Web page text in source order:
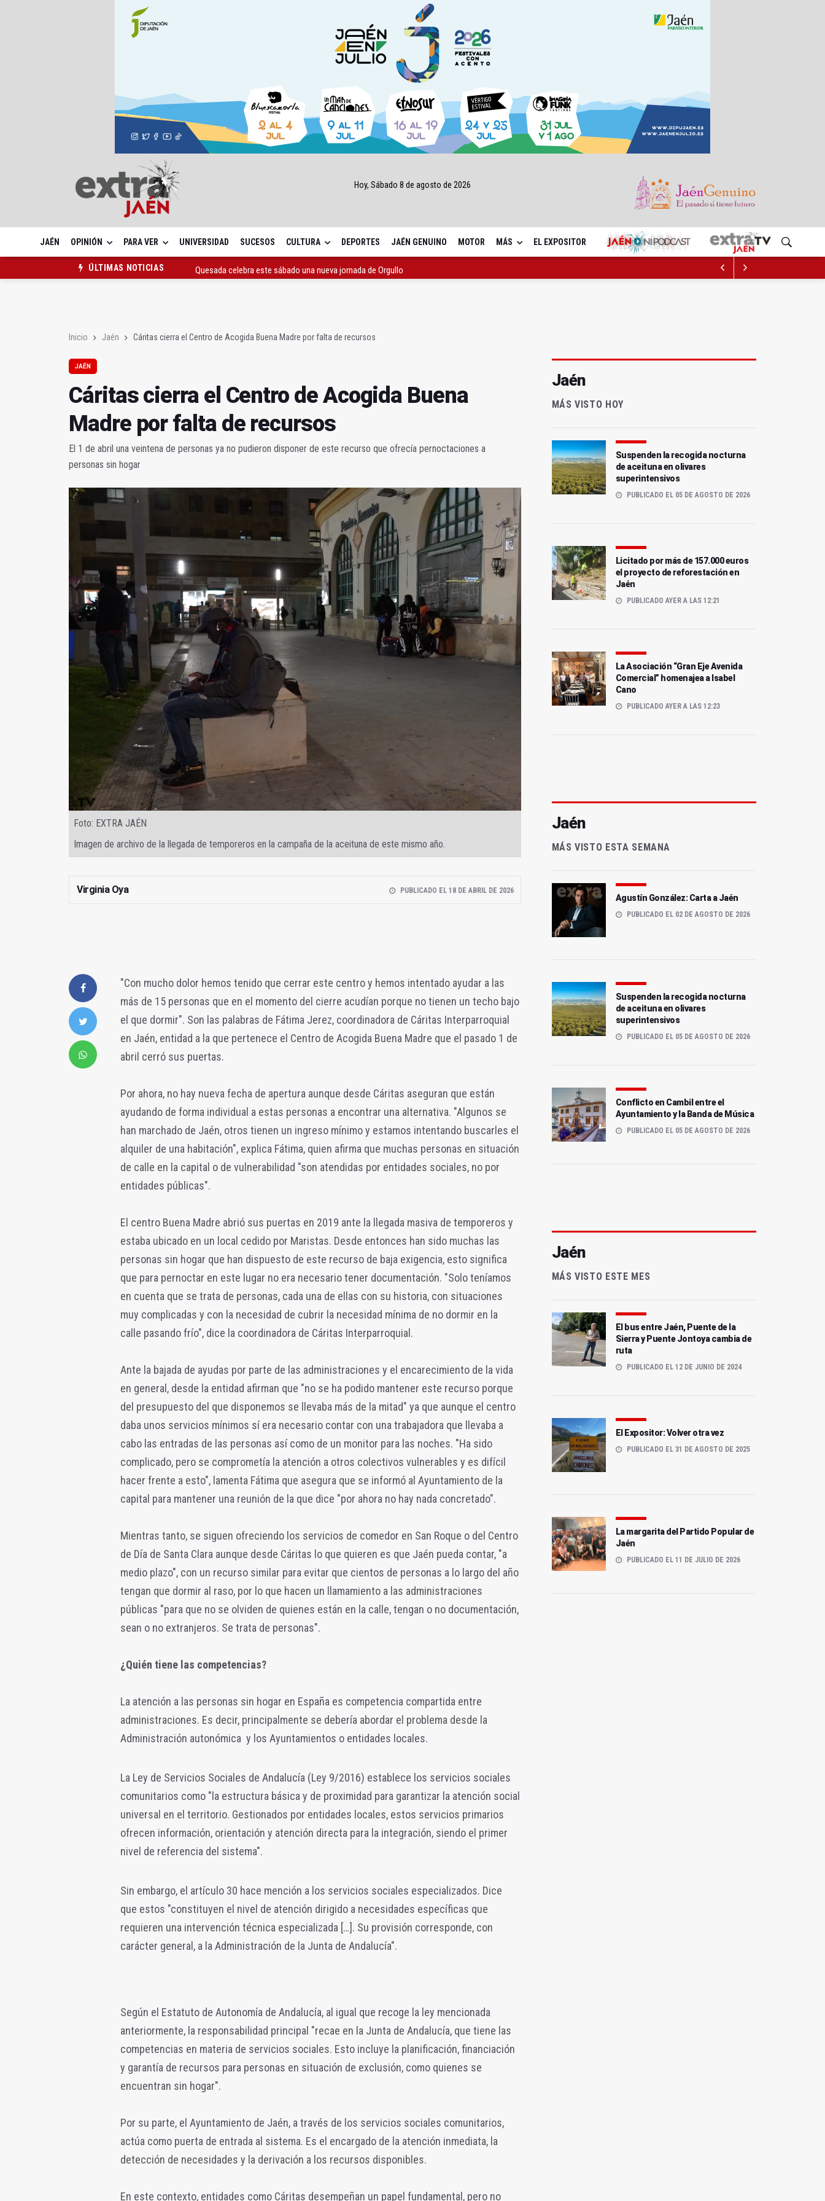
Hoy, Sábado 8 de agosto de 2026
JAÉN OPINIÓN PARA VER UNIVERSIDAD SUCESOS CULTURA DEPORTES JAÉN GENUINO MOTOR MÁS EL EXPOSITOR
ÚLTIMAS NOTICIAS
Quesada celebra este sábado una nueva jornada de Orgullo
Inicio Jaén Cáritas cierra el Centro de Acogida Buena Madre por falta de recursos
JAÉN
Cáritas cierra el Centro de Acogida Buena
Madre por falta de recursos
El 1 de abril una veintena de personas ya no pudieron disponer de este recurso que ofrecía pernoctaciones a
personas sin hogar
Foto: EXTRA JAÉN
Imagen de archivo de la llegada de temporeros en la campaña de la aceituna de este mismo año.
Virginia Oya PUBLICADO EL 18 DE ABRIL DE 2026
"Con mucho dolor hemos tenido que cerrar este centro y hemos intentado ayudar a las
más de 15 personas que en el momento del cierre acudían porque no tienen un techo bajo
el que dormir". Son las palabras de Fátima Jerez, coordinadora de Cáritas Interparroquial
en Jaén, entidad a la que pertenece el Centro de Acogida Buena Madre que el pasado 1 de
abril cerró sus puertas.
Por ahora, no hay nueva fecha de apertura aunque desde Cáritas aseguran que están
ayudando de forma individual a estas personas a encontrar una alternativa. "Algunos se
han marchado de Jaén, otros tienen un ingreso mínimo y estamos intentando buscarles el
alquiler de una habitación", explica Fátima, quien afirma que muchas personas en situación
de calle en la capital o de vulnerabilidad "son atendidas por entidades sociales, no por
entidades públicas".
El centro Buena Madre abrió sus puertas en 2019 ante la llegada masiva de temporeros y
estaba ubicado en un local cedido por Maristas. Desde entonces han sido muchas las
personas sin hogar que han dispuesto de este recurso de baja exigencia, esto significa
que para pernoctar en este lugar no era necesario tener documentación. "Solo teníamos
en cuenta que se trata de personas, cada una de ellas con su historia, con situaciones
muy complicadas y con la necesidad de cubrir la necesidad mínima de no dormir en la
calle pasando frío", dice la coordinadora de Cáritas Interparroquial.
Ante la bajada de ayudas por parte de las administraciones y el encarecimiento de la vida
en general, desde la entidad afirman que "no se ha podido mantener este recurso porque
del presupuesto del que disponemos se llevaba más de la mitad" ya que aunque el centro
daba unos servicios mínimos sí era necesario contar con una trabajadora que llevaba a
cabo las entradas de las personas así como de un monitor para las noches. "Ha sido
complicado, pero se comprometía la atención a otros colectivos vulnerables y es difícil
hacer frente a esto", lamenta Fátima que asegura que se informó al Ayuntamiento de la
capital para mantener una reunión de la que dice "por ahora no hay nada concretado".
Mientras tanto, se siguen ofreciendo los servicios de comedor en San Roque o del Centro
de Día de Santa Clara aunque desde Cáritas lo que quieren es que Jaén pueda contar, "a
medio plazo", con un recurso similar para evitar que cientos de personas a lo largo del año
tengan que dormir al raso, por lo que hacen un llamamiento a las administraciones
públicas "para que no se olviden de quienes están en la calle, tengan o no documentación,
sean o no extranjeros. Se trata de personas".
¿Quién tiene las competencias?
La atención a las personas sin hogar en España es competencia compartida entre
administraciones. Es decir, principalmente se debería abordar el problema desde la
Administración autonómica y los Ayuntamientos o entidades locales.
La Ley de Servicios Sociales de Andalucía (Ley 9/2016) establece los servicios sociales
comunitarios como "la estructura básica y de proximidad para garantizar la atención social
universal en el territorio. Gestionados por entidades locales, estos servicios primarios
ofrecen información, orientación y atención directa para la integración, siendo el primer
nivel de referencia del sistema".
Sin embargo, el artículo 30 hace mención a los servicios sociales especializados. Dice
que estos "constituyen el nivel de atención dirigido a necesidades específicas que
requieren una intervención técnica especializada […]. Su provisión corresponde, con
carácter general, a la Administración de la Junta de Andalucía".
Según el Estatuto de Autonomía de Andalucía, al igual que recoge la ley mencionada
anteriormente, la responsabilidad principal "recae en la Junta de Andalucía, que tiene las
competencias en materia de servicios sociales. Esto incluye la planificación, financiación
y garantía de recursos para personas en situación de exclusión, como quienes se
encuentran sin hogar".
Por su parte, el Ayuntamiento de Jaén, a través de los servicios sociales comunitarios,
actúa como puerta de entrada al sistema. Es el encargado de la atención inmediata, la
detección de necesidades y la derivación a los recursos disponibles.
En este contexto, entidades como Cáritas desempeñan un papel fundamental, pero no
Jaén
MÁS VISTO HOY
Suspenden la recogida nocturna
de aceituna en olivares
superintensivos
PUBLICADO EL 05 DE AGOSTO DE 2026
Licitado por más de 157.000 euros
el proyecto de reforestación en
Jaén
PUBLICADO AYER A LAS 12:21
La Asociación “Gran Eje Avenida
Comercial” homenajea a Isabel
Cano
PUBLICADO AYER A LAS 12:23
Jaén
MÁS VISTO ESTA SEMANA
Agustín González: Carta a Jaén
PUBLICADO EL 02 DE AGOSTO DE 2026
Suspenden la recogida nocturna
de aceituna en olivares
superintensivos
PUBLICADO EL 05 DE AGOSTO DE 2026
Conflicto en Cambil entre el
Ayuntamiento y la Banda de Música
PUBLICADO EL 05 DE AGOSTO DE 2026
Jaén
MÁS VISTO ESTE MES
El bus entre Jaén, Puente de la
Sierra y Puente Jontoya cambia de
ruta
PUBLICADO EL 12 DE JUNIO DE 2024
El Expositor: Volver otra vez
PUBLICADO EL 31 DE AGOSTO DE 2025
La margarita del Partido Popular de
Jaén
PUBLICADO EL 11 DE JULIO DE 2026